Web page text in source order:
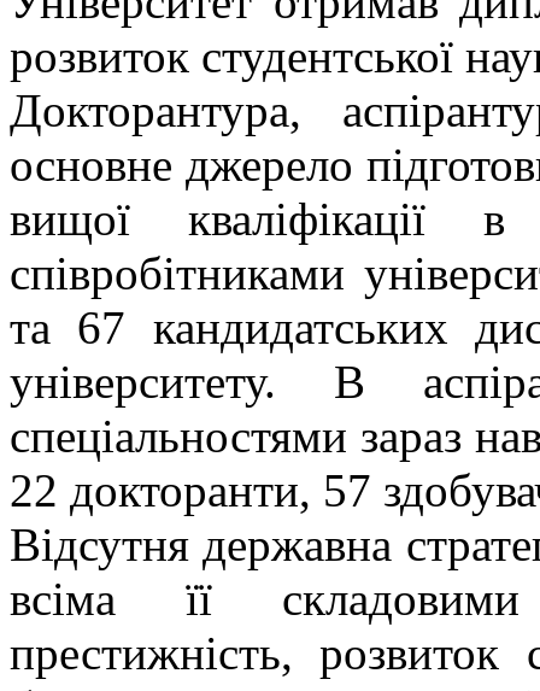
розвиток студентської
Докторантура,
основне джерело
вищої кваліфікації
співробітниками
та 67 кандидатських
університету. В
спеціальностями зараз
22 докторанти, 57
Відсутня державна
всіма її
престижність, розвиток